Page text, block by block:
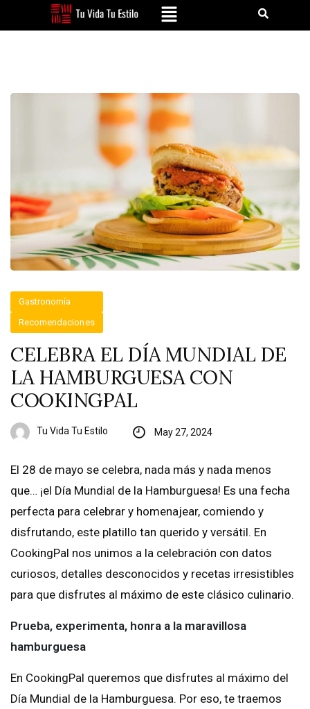
Gastronomía
Recomendaciones
CELEBRA EL DÍA MUNDIAL DE
LA HAMBURGUESA CON
COOKINGPAL
Tu Vida Tu Estilo May 27, 2024
El 28 de mayo se celebra, nada más y nada menos
que… ¡el Día Mundial de la Hamburguesa! Es una fecha
perfecta para celebrar y homenajear, comiendo y
disfrutando, este platillo tan querido y versátil. En
CookingPal nos unimos a la celebración con datos
curiosos, detalles desconocidos y recetas irresistibles
para que disfrutes al máximo de este clásico culinario.
Prueba, experimenta, honra a la maravillosa
hamburguesa
En CookingPal queremos que disfrutes al máximo del
Día Mundial de la Hamburguesa. Por eso, te traemos